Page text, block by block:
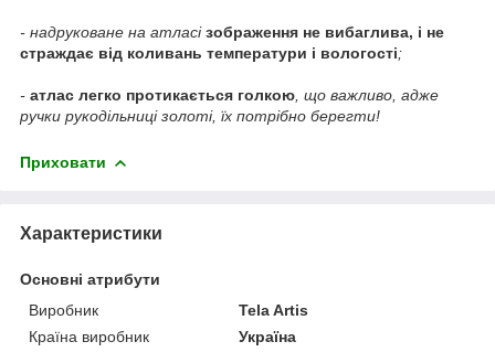
- надруковане на атласізображення не вибаглива, і не
страждає від коливань температури і вологості;
- атлас легко протикається голкою , що важливо, адже
ручки рукодільниці золоті, їх потрібно берегти!
Приховати
Характеристики
Основні атрибути
Виробник
Tela Artis
Країна виробник
Україна